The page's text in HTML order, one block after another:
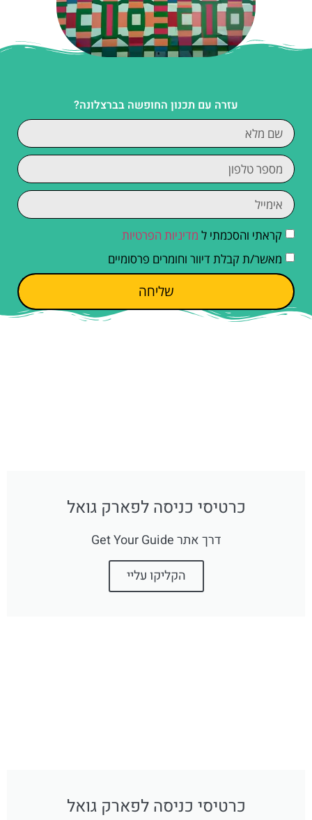
עזרה עם תכנון החופשה בברצלונה?
קראתי והסכמתי ל מדיניות הפרטיות
מאשר/ת קבלת דיוור וחומרים פרסומיים
שליחה
כרטיסי כניסה לפארק גואל
דרך אתר Get Your Guide
הקליקו עליי
כרטיסי כניסה לפארק גואל